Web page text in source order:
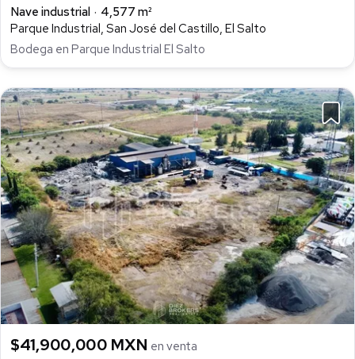
Nave industrial
4,577 m²
Parque Industrial, San José del Castillo, El Salto
Bodega en Parque Industrial El Salto
$41,900,000 MXN en venta